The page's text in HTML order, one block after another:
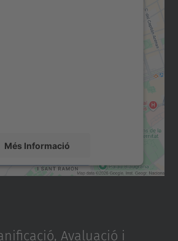
Més Informació
Accepta
by
Avaluació i